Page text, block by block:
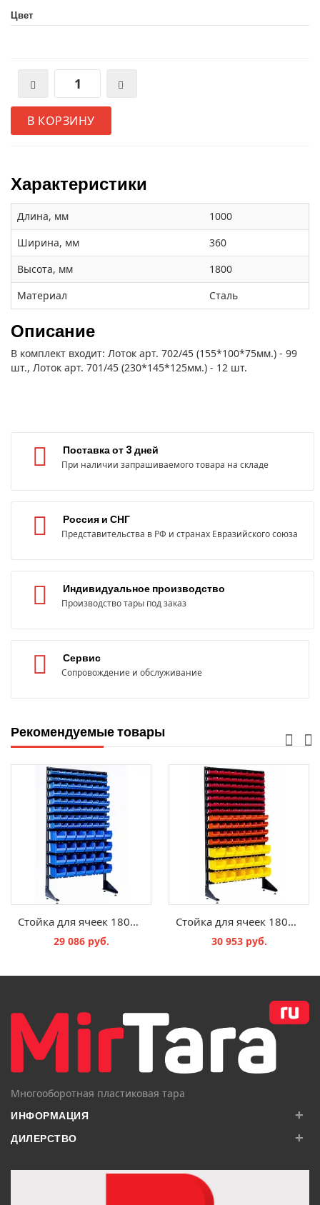
Цвет
В КОРЗИНУ
Характеристики
Длина, мм
1000
Ширина, мм
360
Высота, мм
1800
Материал
Сталь
Описание
В комплект входит: Лоток арт. 702/45 (155*100*75мм.) - 99
шт., Лоток арт. 701/45 (230*145*125мм.) - 12 шт.
Поставка от 3 дней
При наличии запрашиваемого товара на складе
Россия и СНГ
Представительства в РФ и странах Евразийского союза
Индивидуальное производство
Производство тары под заказ
Сервис
Сопровождение и обслуживание
Рекомендуемые товары
Стойка для ячеек 1800*1000*360 мм, 1801-2.6.4/45
29 086 руб.
Стойка для ячеек 1800*1000*360 мм, 1801-7.4.3/45
30 953 руб.
Многооборотная пластиковая тара
ИНФОРМАЦИЯ +
ДИЛЕРСТВО +